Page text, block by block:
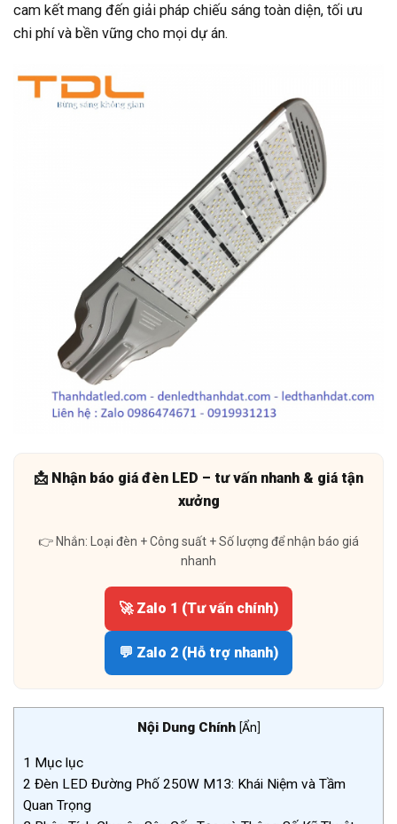
cam kết mang đến giải pháp chiếu sáng toàn diện, tối ưu
chi phí và bền vững cho mọi dự án.
📩 Nhận báo giá đèn LED – tư vấn nhanh & giá tận
xưởng
👉 Nhắn: Loại đèn + Công suất + Số lượng để nhận báo giá
nhanh
🚀 Zalo 1 (Tư vấn chính)
💬 Zalo 2 (Hỗ trợ nhanh)
Nội Dung Chính [Ẩn]
1 Mục lục
2 Đèn LED Đường Phố 250W M13: Khái Niệm và Tầm
Quan Trọng